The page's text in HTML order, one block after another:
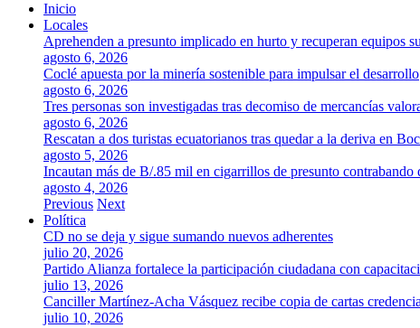
Inicio
Locales
Aprehenden a presunto implicado en hurto y recuperan equipos
agosto 6, 2026
Coclé apuesta por la minería sostenible para impulsar el desarrollo
agosto 6, 2026
Tres personas son investigadas tras decomiso de mercancías
agosto 6, 2026
Rescatan a dos turistas ecuatorianos tras quedar a la deriva en
agosto 5, 2026
Incautan más de B/.85 mil en cigarrillos de presunto contrabando
agosto 4, 2026
Previous Next
Política
CD no se deja y sigue sumando nuevos adherentes
julio 20, 2026
Partido Alianza fortalece la participación ciudadana con
julio 13, 2026
Canciller Martínez-Acha Vásquez recibe copia de cartas
julio 10, 2026